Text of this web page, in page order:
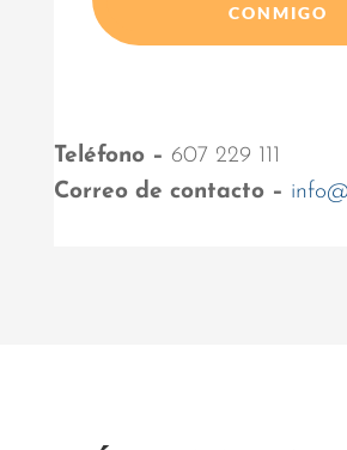
CONMIGO
Teléfono – 607 229 111
Correo de contacto –